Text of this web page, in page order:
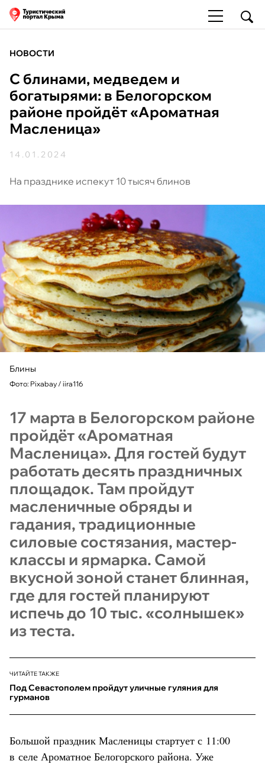
НОВОСТИ
С блинами, медведем и
богатырями: в Белогорском
районе пройдёт «Ароматная
Масленица»
14.01.2024
На празднике испекут 10 тысяч блинов
Блины
Фото: Pixabay / iira116
17 марта в Белогорском районе
пройдёт «Ароматная
Масленица». Для гостей будут
работать десять праздничных
площадок. Там пройдут
масленичные обряды и
гадания, традиционные
силовые состязания, мастер-
классы и ярмарка. Самой
вкусной зоной станет блинная,
где для гостей планируют
испечь до 10 тыс. «солнышек»
из теста.
ЧИТАЙТЕ ТАКЖЕ
Под Севастополем пройдут уличные гуляния для
гурманов
Большой праздник Масленицы стартует с 11:00
в селе Ароматное Белогорского района. Уже